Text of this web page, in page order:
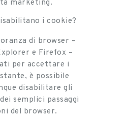
marketing.
i cookie?
di browser –
e Firefox –
per accettare i
è possibile
disabilitare gli
semplici passaggi
del browser.